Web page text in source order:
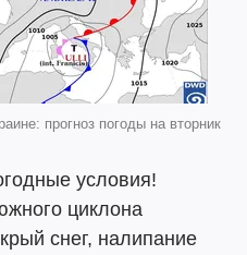
прогноз погоды на вторник
условия!
циклона
снег, налипание